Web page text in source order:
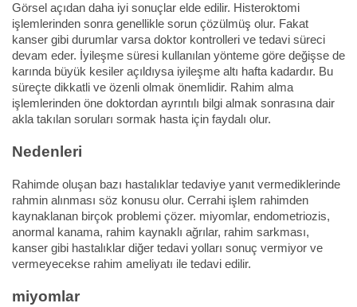
Görsel açıdan daha iyi sonuçlar elde edilir. Histeroktomi
işlemlerinden sonra genellikle sorun çözülmüş olur. Fakat
kanser gibi durumlar varsa doktor kontrolleri ve tedavi süreci
devam eder. İyileşme süresi kullanılan yönteme göre değişse de
karında büyük kesiler açıldıysa iyileşme altı hafta kadardır. Bu
süreçte dikkatli ve özenli olmak önemlidir. Rahim alma
işlemlerinden öne doktordan ayrıntılı bilgi almak sonrasına dair
akla takılan soruları sormak hasta için faydalı olur.
Nedenleri
Rahimde oluşan bazı hastalıklar tedaviye yanıt vermediklerinde
rahmin alınması söz konusu olur. Cerrahi işlem rahimden
kaynaklanan birçok problemi çözer. miyomlar, endometriozis,
anormal kanama, rahim kaynaklı ağrılar, rahim sarkması,
kanser gibi hastalıklar diğer tedavi yolları sonuç vermiyor ve
vermeyecekse rahim ameliyatı ile tedavi edilir.
miyomlar